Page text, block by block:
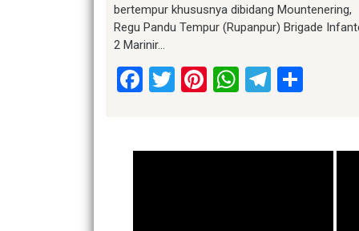
bertempur khususnya dibidang Mountenering,
Regu Pandu Tempur (Rupanpur) Brigade
2 Marinir…
Facebook
Twitter
Pinterest
WhatsApp
Telegram